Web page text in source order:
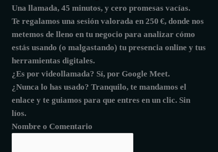
Una llamada, 45 minutos, y cero promesas vacías.
Te regalamos una sesión valorada en 250 €, donde nos
metemos de lleno en tu negocio para analizar cómo
estás usando (o malgastando) tu presencia online y tus
herramientas digitales.
¿Es por videollamada? Sí, por Google Meet.
¿Nunca lo has usado? Tranquilo, te mandamos el
enlace y te guiamos para que entres en un clic. Sin
líos.
Nombre o Comentario